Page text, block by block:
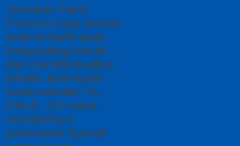
Temukan Paket
Promosi toga wisuda
anak komplet pada
harga paling murah
dan memiliki kualitas
terbaik, kami kasih
untuk sekolah TK,
PAUD , SD Kami
memberinya
penawaran Special